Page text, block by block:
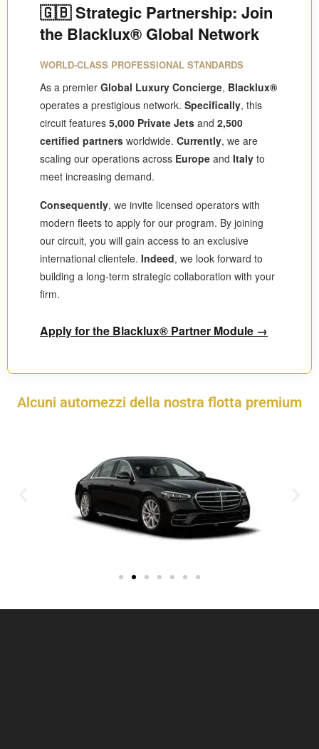
🇬🇧 Strategic Partnership: Join
the Blacklux® Global Network
WORLD-CLASS PROFESSIONAL STANDARDS
As a premier Global Luxury Concierge, Blacklux®
operates a prestigious network. Specifically, this
circuit features 5,000 Private Jets and 2,500
certified partners worldwide. Currently, we are
scaling our operations across Europe and Italy to
meet increasing demand.
Consequently, we invite licensed operators with
modern fleets to apply for our program. By joining
our circuit, you will gain access to an exclusive
international clientele. Indeed, we look forward to
building a long-term strategic collaboration with your
firm.
Apply for the Blacklux® Partner Module →
Alcuni automezzi della nostra flotta premium